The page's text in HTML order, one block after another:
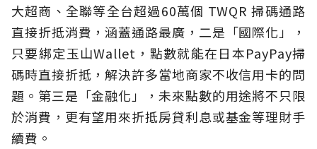
大超商、全聯等全台超過60萬個 TWQR 掃碼通路
直接折抵消費，涵蓋通路最廣，二是「國際化」，
只要綁定玉山Wallet，點數就能在日本PayPay掃
碼時直接折抵，解決許多當地商家不收信用卡的問
題。第三是「金融化」，未來點數的用途將不只限
於消費，更有望用來折抵房貸利息或基金等理財手
續費。